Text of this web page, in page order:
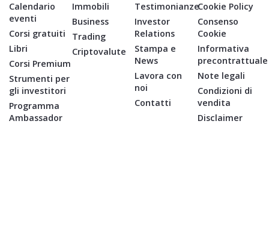
Calendario
eventi
Corsi gratuiti
Libri
Corsi Premium
Strumenti per
gli investitori
Programma
Ambassador
Immobili
Business
Trading
Criptovalute
Testimonianze
Investor
Relations
Stampa e
News
Lavora con
noi
Contatti
Cookie Policy
Consenso
Cookie
Informativa
precontrattuale
Note legali
Condizioni di
vendita
Disclaimer